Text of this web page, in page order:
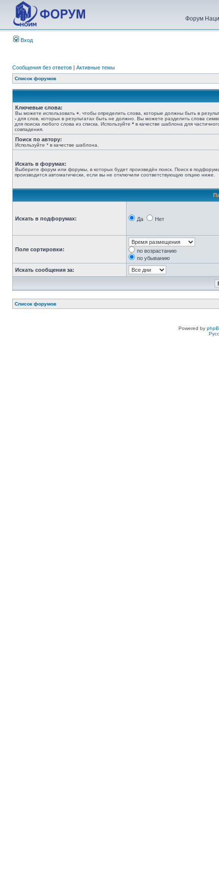
Форум
Вход
Сообщения без ответов | Активные темы
Список форумов
Ключевые слова:
Вы можете использовать + , чтобы определить слова, которые должны быть в
- для слов, которых в результатах быть не должно. Вы можете разделить слова
для поиска любого слова из списка. Используйте * в качестве шаблона для
совпадения.
Поиск по автору:
Используйте * в качестве шаблона.
Искать в форумах:
Выберите форум или форумы, в которых будет произведён поиск. Поиск в
производится автоматически, если вы не отключили соответствующую опцию ниже.
Искать в подфорумах: Да Нет
Поле сортировки:
по возрастанию
по убыванию
Искать сообщения за:
Список форумов
Powered by